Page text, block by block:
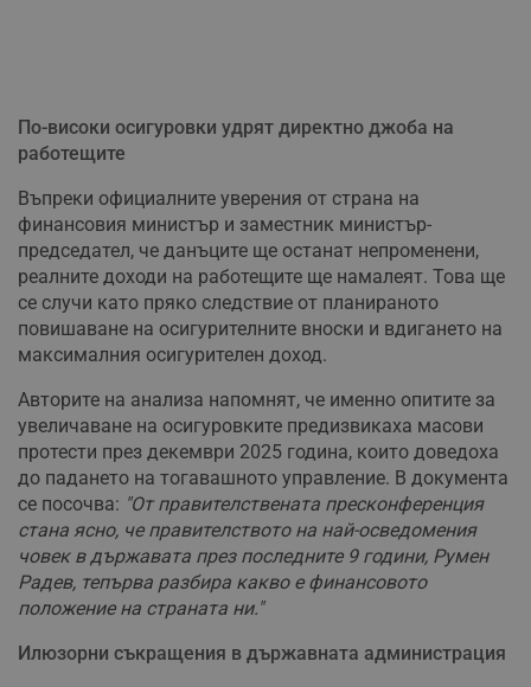
По-високи осигуровки удрят директно джоба на
работещите
Въпреки официалните уверения от страна на
финансовия министър и заместник министър-
председател, че данъците ще останат непроменени,
реалните доходи на работещите ще намалеят. Това ще
се случи като пряко следствие от планираното
повишаване на осигурителните вноски и вдигането на
максималния осигурителен доход.
Авторите на анализа напомнят, че именно опитите за
увеличаване на осигуровките предизвикаха масови
протести през декември 2025 година, които доведоха
до падането на тогавашното управление. В документа
се посочва: "От правителствената пресконференция
стана ясно, че правителството на най-осведомения
човек в държавата през последните 9 години, Румен
Радев, тепърва разбира какво е финансовото
положение на страната ни."
Илюзорни съкращения в държавната администрация